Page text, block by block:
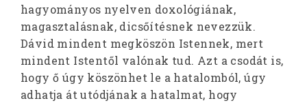
hagyományos nyelven doxológiának,
magasztalásnak, dicsőítésnek nevezzük.
Dávid mindent megköszön Istennek, mert
mindent Istentől valónak tud. Azt a csodát is,
hogy ő úgy köszönhet le a hatalomból, úgy
adhatja át utódjának a hatalmat, hogy